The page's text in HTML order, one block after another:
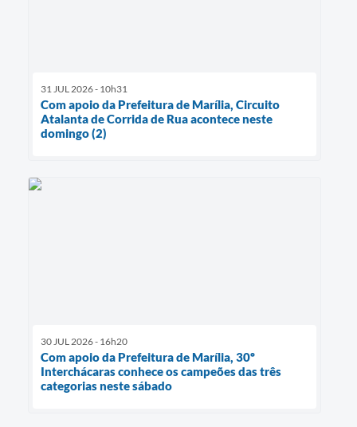
31 JUL 2026 - 10h31
Com apoio da Prefeitura de Marília, Circuito
Atalanta de Corrida de Rua acontece neste
domingo (2)
30 JUL 2026 - 16h20
Com apoio da Prefeitura de Marília, 30º
Interchácaras conhece os campeões das três
categorias neste sábado